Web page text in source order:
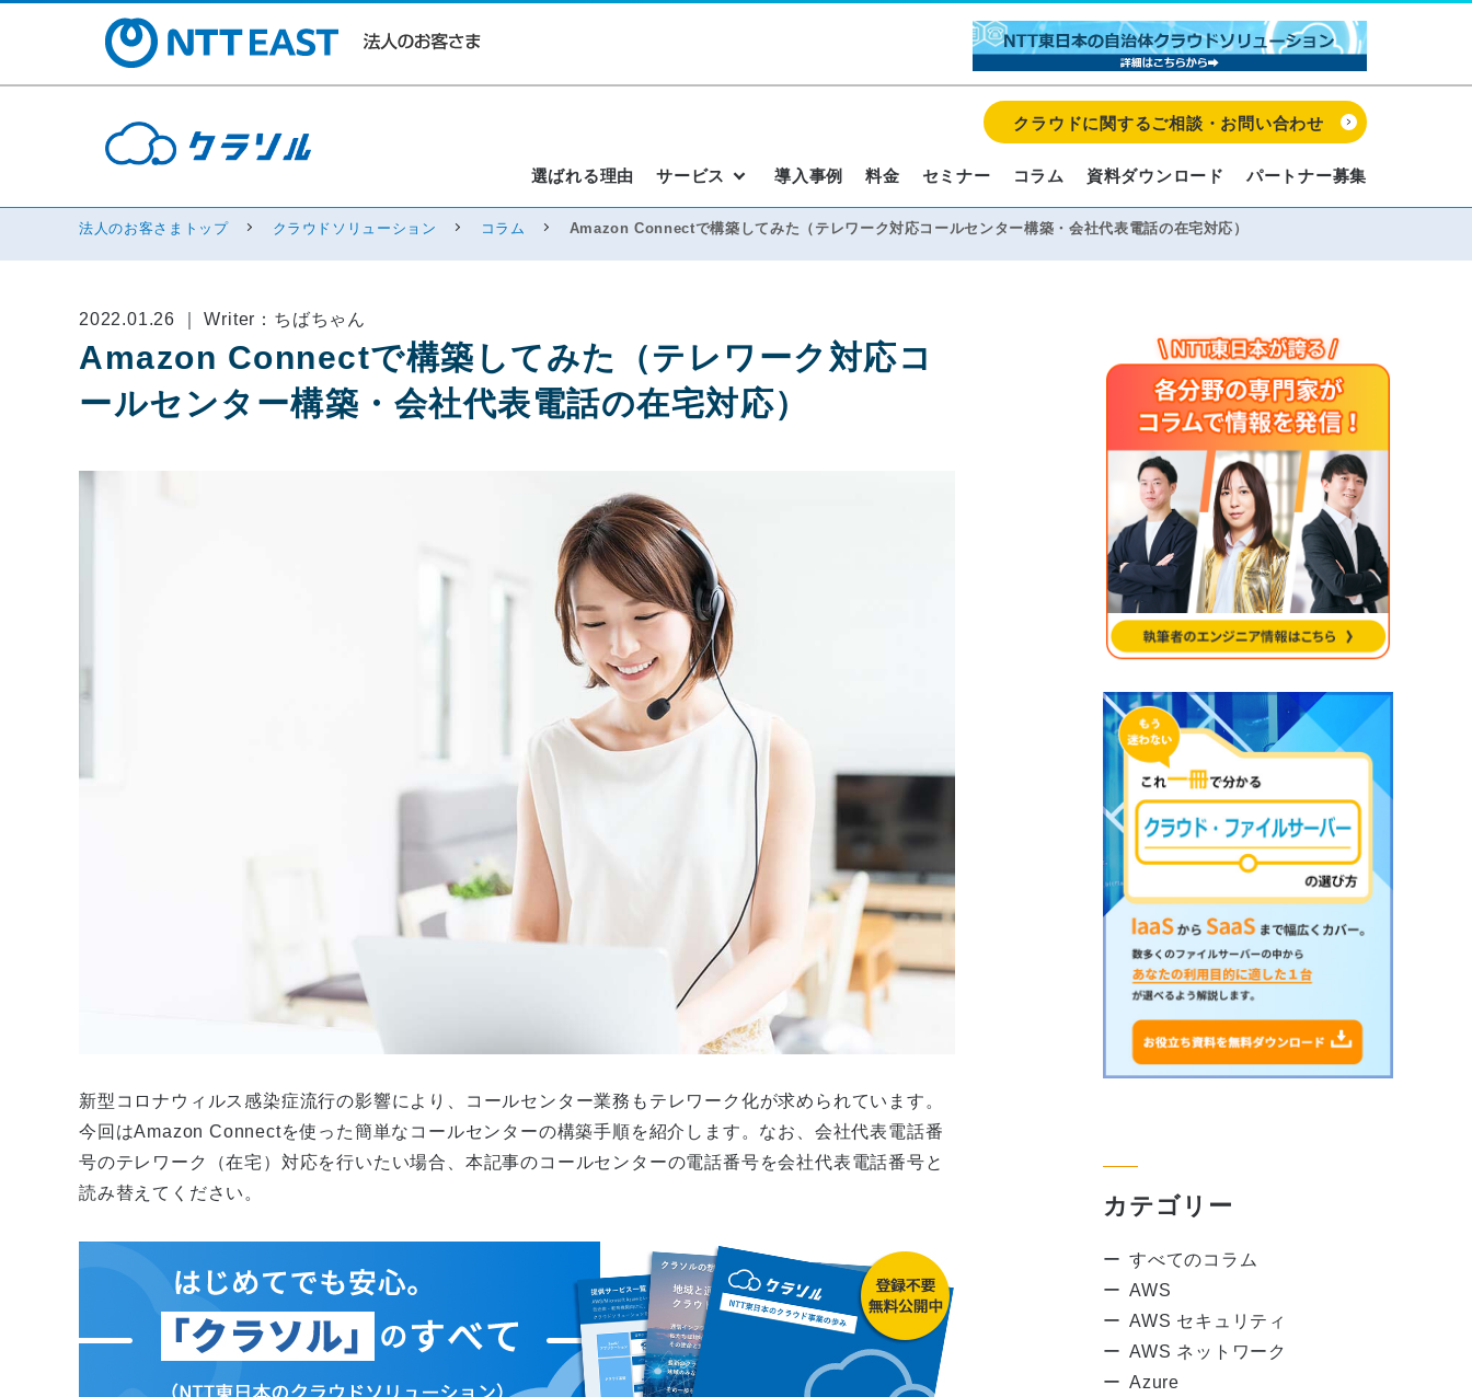
選ばれる理由 サービス 導入事例 料金 セミナー コラム 資料ダウンロード パートナー募集
クラウドに関するご相談・お問い合わせ
法人のお客さまトップ クラウドソリューション コラム Amazon Connectで構築してみた（テレワーク対応コールセンター構築・会社代表電話の在宅対応）
2022.01.26 ｜ Writer：ちばちゃん
Amazon Connectで構築してみた（テレワーク対応コ
ールセンター構築・会社代表電話の在宅対応）
新型コロナウィルス感染症流行の影響により、コールセンター業務もテレワーク化が求められています。
今回はAmazon Connectを使った簡単なコールセンターの構築手順を紹介します。なお、会社代表電話番
号のテレワーク（在宅）対応を行いたい場合、本記事のコールセンターの電話番号を会社代表電話番号と
読み替えてください。
カテゴリー
すべてのコラム
AWS
AWS セキュリティ
AWS ネットワーク
Azure